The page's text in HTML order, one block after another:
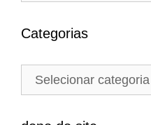
s
q
i
a
Categorias